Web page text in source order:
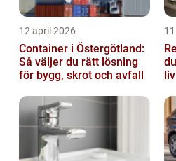
12 april 2026
Container i Östergötland:
Så väljer du rätt lösning
för bygg, skrot och avfall
liv